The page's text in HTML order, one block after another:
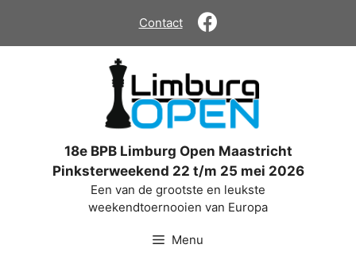
de
Contact
18e BPB Limburg Open Maastricht
Pinksterweekend 22 t/m 25 mei 2026
Een van de grootste en leukste
weekendtoernooien van Europa
Menu